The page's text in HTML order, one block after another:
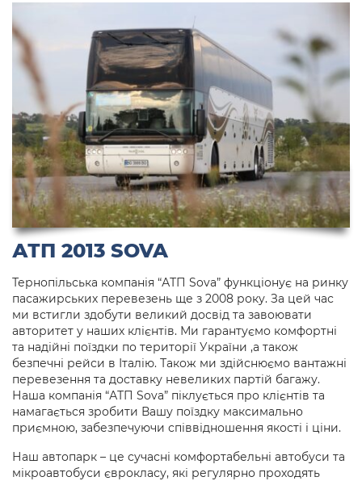
АТП 2013 SOVA
Тернопільська компанія “АТП Sova” функціонує на ринку
пасажирських перевезень ще з 2008 року. За цей час
ми встигли здобути великий досвід та завоювати
авторитет у наших клієнтів. Ми гарантуємо комфортні
та надійні поїздки по території України ,а також
безпечні рейси в Італію. Також ми здійснюємо вантажні
перевезення та доставку невеликих партій багажу.
Наша компанія “АТП Sova” піклується про клієнтів та
намагається зробити Вашу поїздку максимально
приємною, забезпечуючи співвідношення якості і ціни.
Наш автопарк – це сучасні комфортабельні автобуси та
мікроавтобуси єврокласу, які регулярно проходять